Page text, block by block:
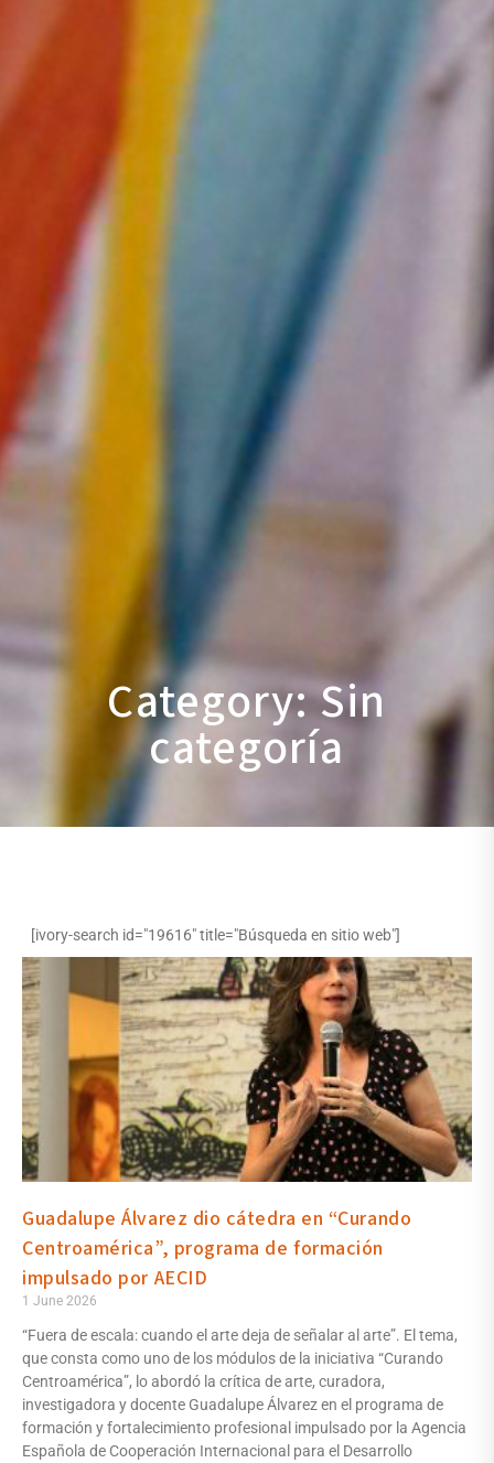
Category: Sin
categoría
[ivory-search id="19616" title="Búsqueda en sitio web"]
Guadalupe Álvarez dio cátedra en “Curando
Centroamérica”, programa de formación
impulsado por AECID
1 June 2026
“Fuera de escala: cuando el arte deja de señalar al arte”. El tema,
que consta como uno de los módulos de la iniciativa “Curando
Centroamérica”, lo abordó la crítica de arte, curadora,
investigadora y docente Guadalupe Álvarez en el programa de
formación y fortalecimiento profesional impulsado por la Agencia
Española de Cooperación Internacional para el Desarrollo